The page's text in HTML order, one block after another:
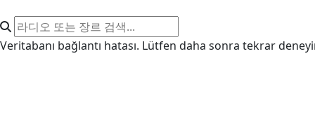
Veritabanı bağlantı hatası. Lütfen daha sonra tekrar